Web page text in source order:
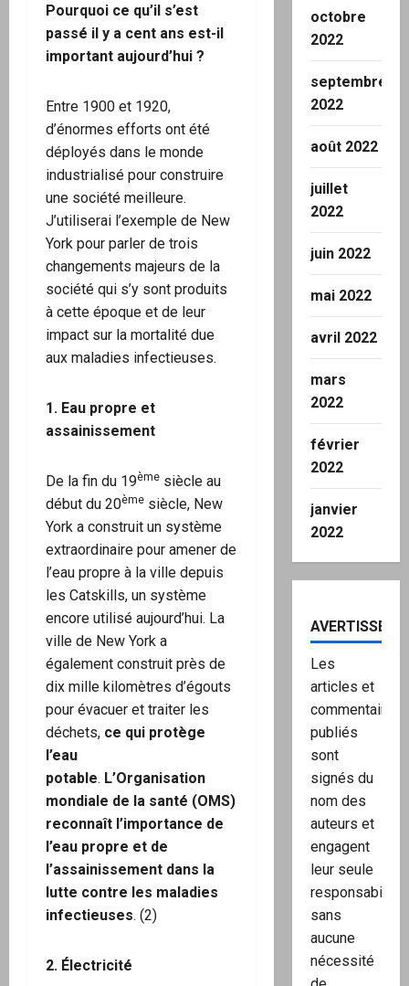
Pourquoi ce qu’il s’est
passé il y a cent ans est-il
important aujourd’hui ?
Entre 1900 et 1920,
d’énormes efforts ont été
déployés dans le monde
industrialisé pour construire
une société meilleure.
J’utiliserai l’exemple de New
York pour parler de trois
changements majeurs de la
société qui s’y sont produits
à cette époque et de leur
impact sur la mortalité due
aux maladies infectieuses.
1. Eau propre et
assainissement
De la fin du 19ème siècle au
début du 20ème siècle, New
York a construit un système
extraordinaire pour amener de
l’eau propre à la ville depuis
les Catskills, un système
encore utilisé aujourd’hui. La
ville de New York a
également construit près de
dix mille kilomètres d’égouts
pour évacuer et traiter les
déchets, ce qui protège
l’eau
potable. L’Organisation
mondiale de la santé (OMS)
reconnaît l’importance de
l’eau propre et de
l’assainissement dans la
lutte contre les maladies
infectieuses. (2)
2. Électricité
octobre
2022
septembre
2022
août 2022
juillet
2022
juin 2022
mai 2022
avril 2022
mars
2022
février
2022
janvier
2022
Les
articles et
commentaires
publiés
sont
signés du
nom des
auteurs et
engagent
leur seule
responsabilité,
sans
aucune
nécessité